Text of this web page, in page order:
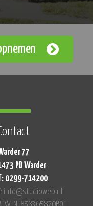
77
PD Warder
T: 0299-714200
info@studioweb.nl